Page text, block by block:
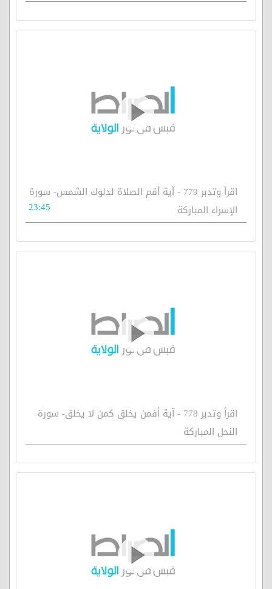
اقرأ وتدبر 779 - آية أقم الصلاة لدلوك الشمس- سورة
الإسراء المباركة
23:45
اقرأ وتدبر 778 - آية أفمن يخلق كمن لا يخلق- سورة
النحل المباركة